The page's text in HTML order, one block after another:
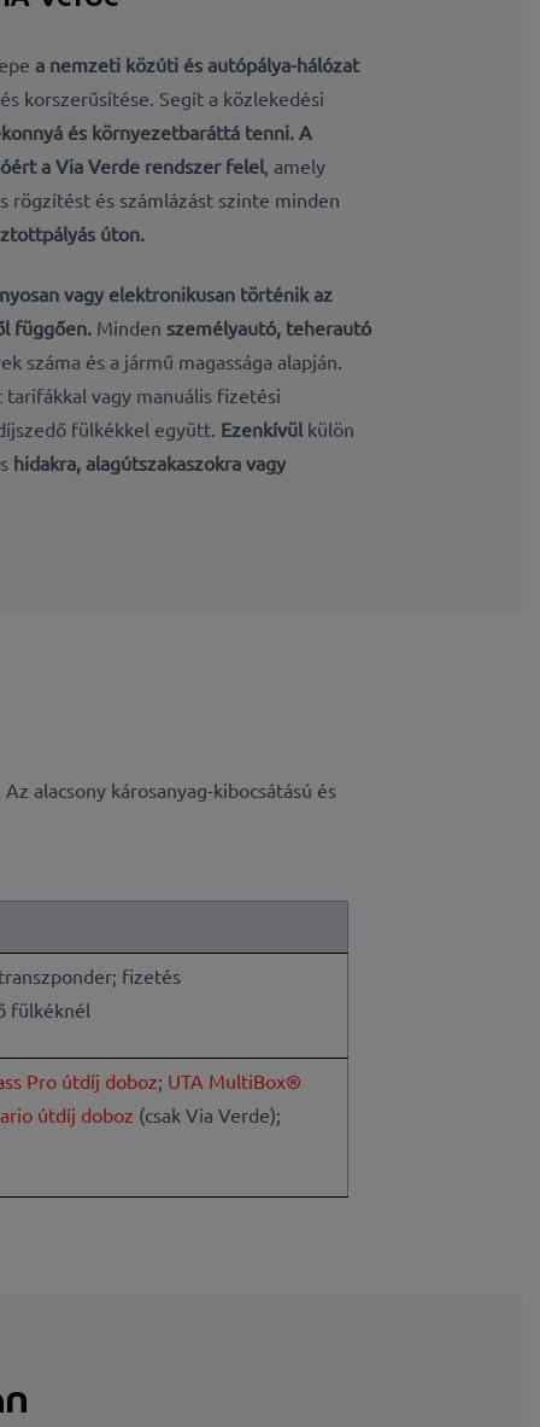
a nemzeti közúti és autópálya-hálózat
korszerűsítése. Segít a közlekedési
és környezetbaráttá tenni. A
a Via Verde rendszer felel, amely
rögzítést és számlázást szinte minden
úton.
vagy elektronikusan történik az
függően. Minden személyautó, teherautó
száma és a jármű magassága alapján.
tarifákkal vagy manuális fizetési
fülkékkel együtt. Ezenkívül külön
hidakra, alagútszakaszokra vagy
. Az alacsony károsanyag-kibocsátású és
fizetés
fülkéknél
Pro útdíj doboz; UTA MultiBox®
útdíj doboz (csak Via Verde);